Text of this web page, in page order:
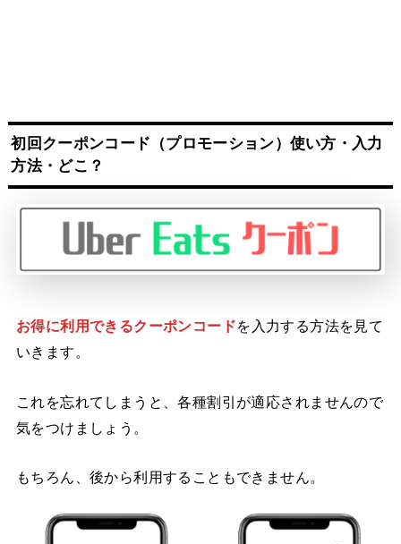
初回クーポンコード（プロモーション）使い方・入力
方法・ どこ？
お得に利用できるクーポンコードを入力する方法を見て
いきます。
これを忘れてしまうと、各種割引が適応されませんので
気をつけましょう。
もちろん、後から利用することもできません。